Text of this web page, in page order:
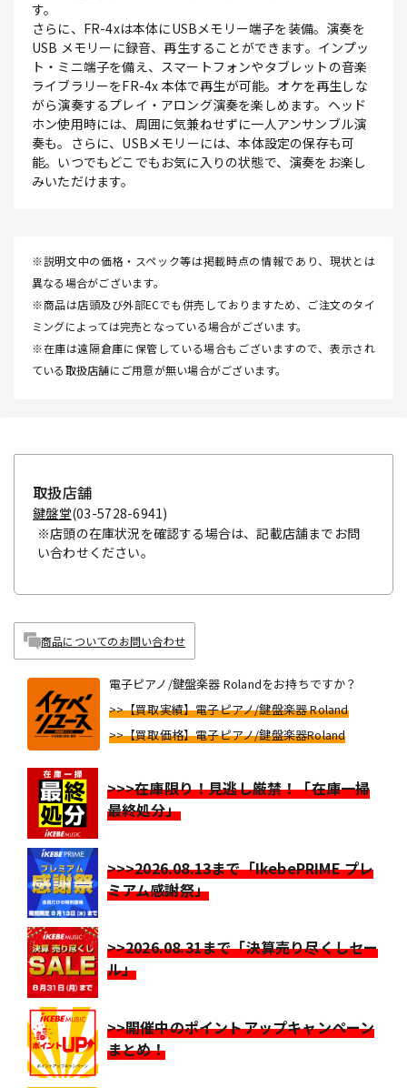
す。
さらに、FR-4xは本体にUSBメモリー端子を装備。演奏を
USB メモリーに録音、再生することができます。インプッ
ト・ミニ端子を備え、スマートフォンやタブレットの音楽
ライブラリーをFR-4x 本体で再生が可能。オケを再生しな
がら演奏するプレイ・アロング演奏を楽しめます。ヘッド
ホン使用時には、周囲に気兼ねせずに一人アンサンブル演
奏も。さらに、USBメモリーには、本体設定の保存も可
能。いつでもどこでもお気に入りの状態で、演奏をお楽し
みいただけます。
※説明文中の価格・スペック等は掲載時点の情報であり、現状とは
異なる場合がございます。
※商品は店頭及び外部ECでも併売しておりますため、ご注文のタイ
ミングによっては完売となっている場合がございます。
※在庫は遠隔倉庫に保管している場合もございますので、表示され
ている取扱店舗にご用意が無い場合がございます。
取扱店舗
鍵盤堂(03-5728-6941)
※店頭の在庫状況を確認する場合は、記載店舗までお問
い合わせください。
商品についてのお問い合わせ
電子ピアノ/鍵盤楽器 Rolandをお持ちですか？
>>【買取実績】電子ピアノ/鍵盤楽器 Roland
>>【買取価格】電子ピアノ/鍵盤楽器Roland
>>>在庫限り！見逃し厳禁！「在庫一掃
最終処分」
>>>2026.08.13まで「IkebePRIME プレ
ミアム感謝祭」
>>2026.08.31まで「決算売り尽くしセー
ル」
>>開催中のポイントアップキャンペーン
まとめ！